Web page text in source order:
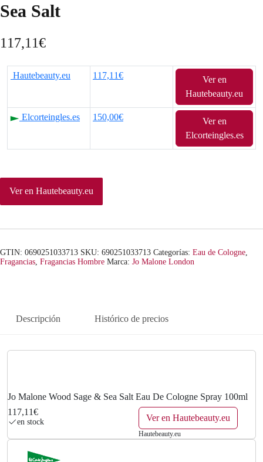
Sea Salt
117,11€
Hautebeauty.eu 117,11€
Ver en
Hautebeauty.eu
Elcorteingles.es 150,00€
Ver en
Elcorteingles.es
Ver en Hautebeauty.eu
GTIN: 0690251033713 SKU: 690251033713 Categorías: Eau de Cologne
Fragancias Fragancias Hombre Marca: Jo Malone London
Descripción Histórico de precios
Jo Malone Wood Sage & Sea Salt Eau De Cologne Spray 100ml
117,11€
en stock Ver en Hautebeauty.eu
Hautebeauty.eu